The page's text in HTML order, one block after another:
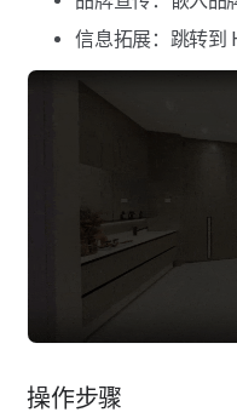
热点标签-虚拟屏幕
热点标签-虚拟广告牌
热点标签-标尺标签
导览讲解
导览讲解-路线
图像美化-马赛克
信息拓展：跳转到
操作步骤